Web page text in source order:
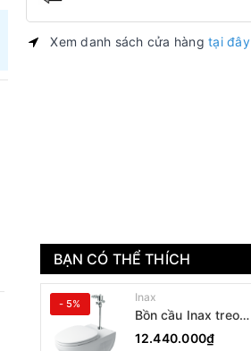
Xem danh sách cửa hàngtại đây
BẠN CÓ THỂ THÍCH
- 5% Inax
Bồn cầu Inax treo
tường AC-22PVN
12.440.000₫